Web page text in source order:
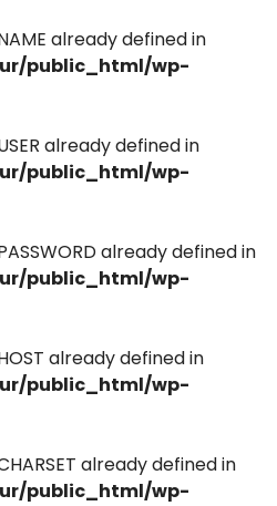
already defined in
public_html/wp-
already defined in
public_html/wp-
already defined in
public_html/wp-
already defined in
public_html/wp-
already defined in
public_html/wp-